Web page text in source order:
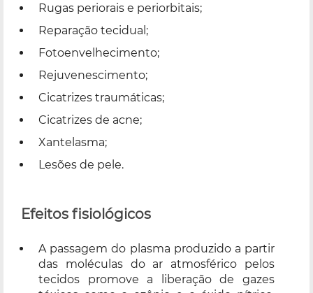
Rugas periorais e periorbitais;
Reparação tecidual;
Fotoenvelhecimento;
Rejuvenescimento;
Cicatrizes traumáticas;
Cicatrizes de acne;
Xantelasma;
Lesões de pele.
Efeitos fisiológicos
A passagem do plasma produzido a partir
das moléculas do ar atmosférico pelos
tecidos promove a liberação de gazes